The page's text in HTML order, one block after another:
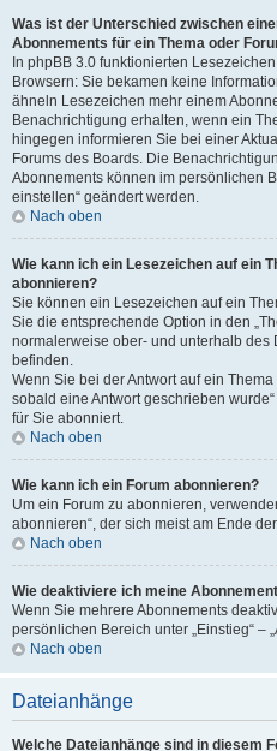
Was ist der Unterschied zwischen
Abonnements für ein Thema oder
In phpBB 3.0 funktionierten
Browsern: Sie bekamen keine
ähneln Lesezeichen mehr einem
Benachrichtigung erhalten, wenn ein
hingegen informieren Sie bei einer
Forums des Boards. Die
Abonnements können im persönlichen
einstellen“ geändert werden.
Nach oben
Wie kann ich ein Lesezeichen auf ein
abonnieren?
Sie können ein Lesezeichen auf ein
Sie die entsprechende Option in den
normalerweise ober- und unterhalb des
befinden.
Wenn Sie bei der Antwort auf ein
sobald eine Antwort geschrieben
für Sie abonniert.
Nach oben
Wie kann ich ein Forum abonnieren?
Um ein Forum zu abonnieren,
abonnieren“, der sich meist am Ende
Nach oben
Wie deaktiviere ich meine
Wenn Sie mehrere Abonnements
persönlichen Bereich unter „Einstieg“ –
Nach oben
Dateianhänge
Welche Dateianhänge sind in diesem